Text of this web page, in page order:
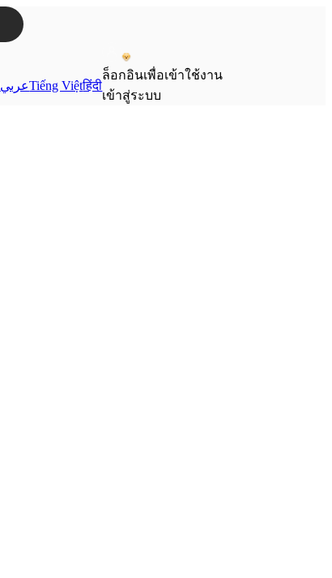
عربيTiếng Việtहिंदी
ล็อกอินเพื่อเข้าใช้งาน
เข้าสู่ระบบ